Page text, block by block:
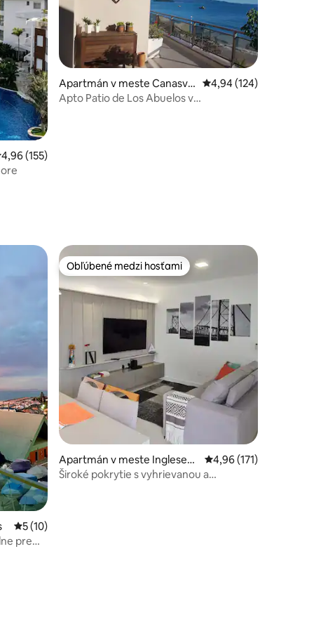
142
ohodnotenie 4,96 z 5, počet hodnotení: 155
4,96 (155)
Apartmán v meste Canasvie
iras
Priemerné
4,94 (124)
Apto Patio de Los Abuelos v
517
Priemerné ohodnotenie 5 z 5, počet hodnotení: 10
5 (10)
pre
Obľúbené medzi hosťami
Obľúbené medzi hosťami
Apartmán v meste Ingleses
do Rio Vermelho
Priemerné
4,96 (171)
Široké pokrytie s vyhrievanou a